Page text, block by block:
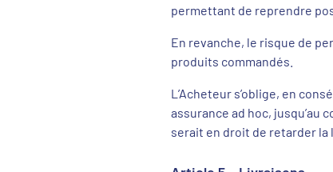
permettant de reprendre
En revanche, le risque de
produits commandés.
L’Acheteur s’oblige, en
assurance ad hoc,
serait en droit de retarder la